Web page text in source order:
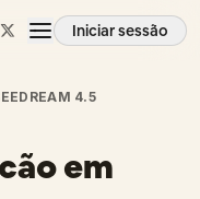
Iniciar sessão
4.5
em